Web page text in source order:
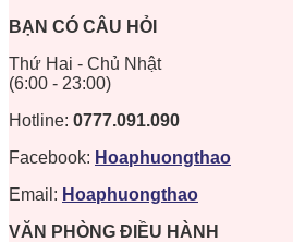
BẠN CÓ CÂU HỎI
Thứ Hai - Chủ Nhật
(6:00 - 23:00)
Hotline: 0777.091.090
Facebook: Hoaphuongthao
Email: Hoaphuongthao
VĂN PHÒNG ĐIỀU HÀNH